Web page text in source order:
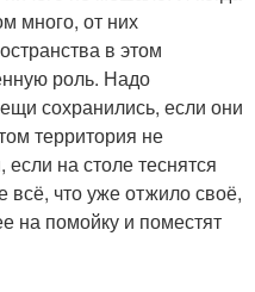
много, от них
в этом
роль. Надо
сохранились, если они
территория не
на столе теснятся
что уже отжило своё,
на помойку и поместят